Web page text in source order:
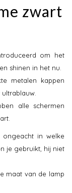
zwart
om het
shinen in het nu.
metalen kappen
alle schermen
ongeacht in welke
je gebruikt, hij niet
maat van de lamp